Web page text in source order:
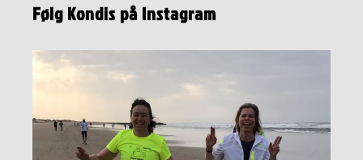
Følg Kondis på Instagram